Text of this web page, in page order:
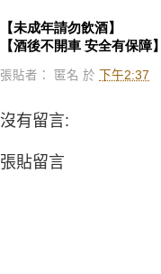
【未成年請勿飲酒】
【酒後不開車 安全有保障】
張貼者： 匿名 於 下午2:37
沒有留言:
張貼留言